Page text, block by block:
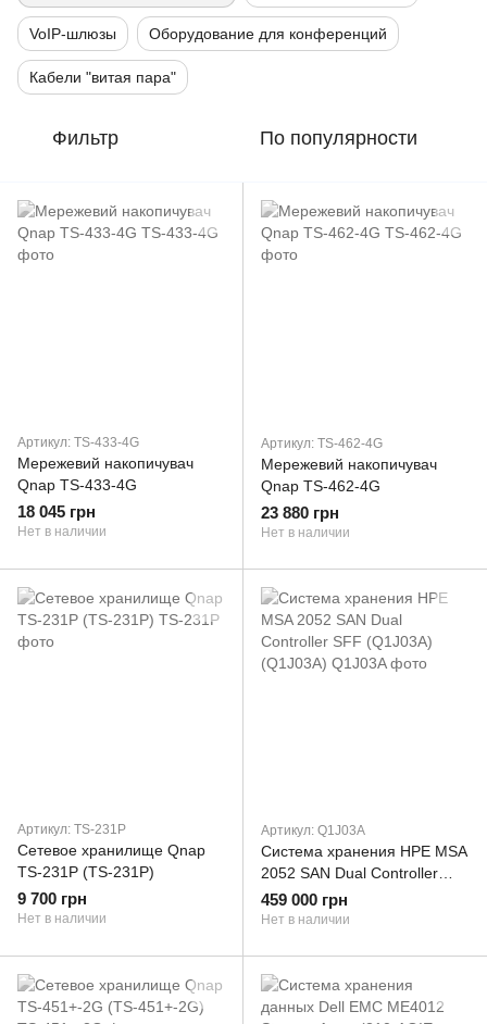
VoIP-шлюзы Оборудование для конференций
Кабели "витая пара"
Фильтр По популярности
Артикул: TS-433-4G
Мережевий накопичувач
Qnap TS-433-4G
18 045 грн
Нет в наличии
Артикул: TS-462-4G
Мережевий накопичувач
Qnap TS-462-4G
23 880 грн
Нет в наличии
Артикул: TS-231P
Сетевое хранилище Qnap
TS-231P (TS-231P)
9 700 грн
Нет в наличии
Артикул: Q1J03A
Система хранения HPE MSA
2052 SAN Dual Controller
SFF (Q1J03A) (Q1J03A)
459 000 грн
Нет в наличии